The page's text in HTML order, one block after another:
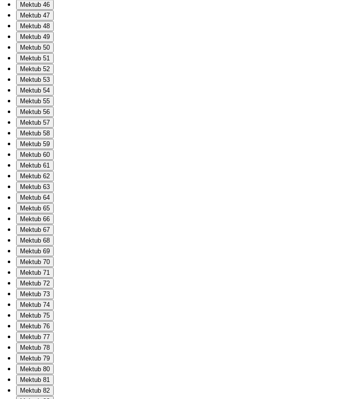
Mektub 46
Mektub 47
Mektub 48
Mektub 49
Mektub 50
Mektub 51
Mektub 52
Mektub 53
Mektub 54
Mektub 55
Mektub 56
Mektub 57
Mektub 58
Mektub 59
Mektub 60
Mektub 61
Mektub 62
Mektub 63
Mektub 64
Mektub 65
Mektub 66
Mektub 67
Mektub 68
Mektub 69
Mektub 70
Mektub 71
Mektub 72
Mektub 73
Mektub 74
Mektub 75
Mektub 76
Mektub 77
Mektub 78
Mektub 79
Mektub 80
Mektub 81
Mektub 82